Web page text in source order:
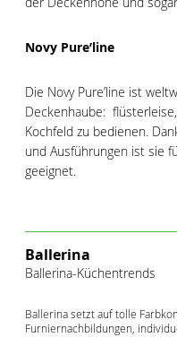
Novy Pure’line
Die Novy Pure’line ist
Deckenhaube:
Kochfeld zu bedienen.
und Ausführungen ist sie
geeignet.
Ballerina
Ballerina-Küchentrends
Ballerina setzt auf tolle
Furniernachbildungen,